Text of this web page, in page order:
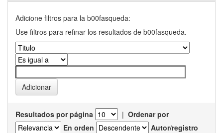
Adicione filtros para la b00fasqueda:
Use filtros para refinar los resultados de b00fasqueda.
Resultados por página | Ordenar por
En orden
Autor/registro